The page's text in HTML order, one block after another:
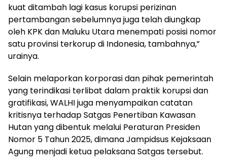
kuat ditambah lagi kasus korupsi perizinan
pertambangan sebelumnya juga telah diungkap
oleh KPK dan Maluku Utara menempati posisi nomor
satu provinsi terkorup di Indonesia, tambahnya,”
urainya.
Selain melaporkan korporasi dan pihak pemerintah
yang terindikasi terlibat dalam praktik korupsi dan
gratifikasi, WALHI juga menyampaikan catatan
kritisnya terhadap Satgas Penertiban Kawasan
Hutan yang dibentuk melalui Peraturan Presiden
Nomor 5 Tahun 2025, dimana Jampidsus Kejaksaan
Agung menjadi ketua pelaksana Satgas tersebut.